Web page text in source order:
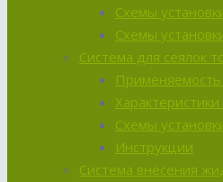
Схемы
Схемы
Система для сеялок
Применяемость
Схемы
Инструкции
Система внесения